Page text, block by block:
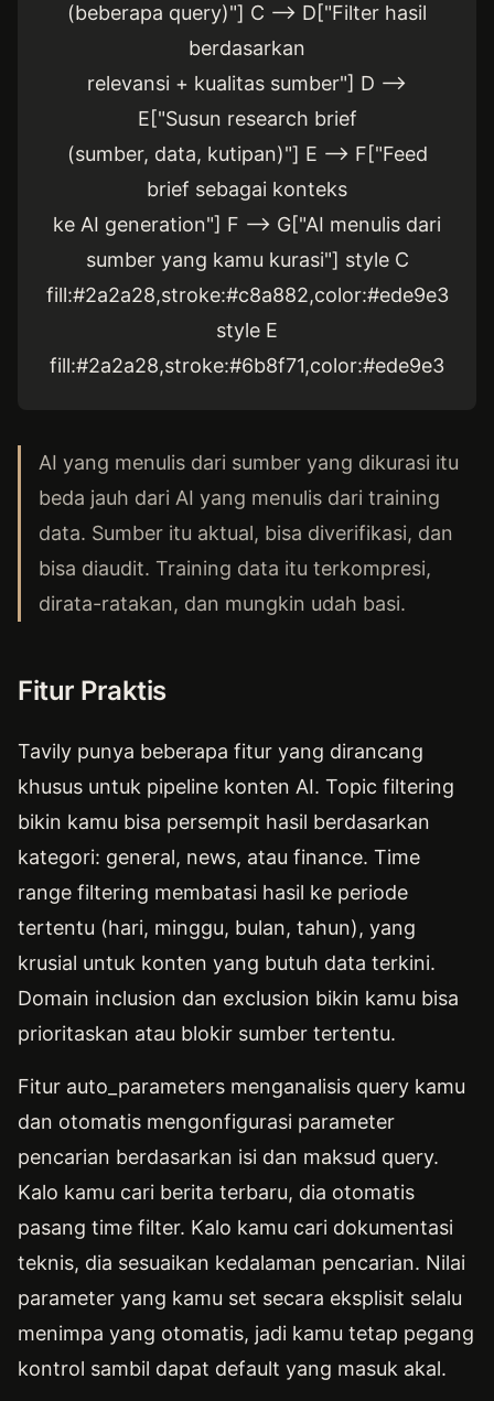
(beberapa query)"] C --> D["Filter hasil
berdasarkan
relevansi + kualitas sumber"] D -->
E["Susun research brief
(sumber, data, kutipan)"] E --> F["Feed
brief sebagai konteks
ke AI generation"] F --> G["AI menulis dari
sumber yang kamu kurasi"] style C
fill:#2a2a28,stroke:#c8a882,color:#ede9e3
style E
fill:#2a2a28,stroke:#6b8f71,color:#ede9e3
AI yang menulis dari sumber yang dikurasi itu
beda jauh dari AI yang menulis dari training
data. Sumber itu aktual, bisa diverifikasi, dan
bisa diaudit. Training data itu terkompresi,
dirata-ratakan, dan mungkin udah basi.
Fitur Praktis
Tavily punya beberapa fitur yang dirancang
khusus untuk pipeline konten AI. Topic filtering
bikin kamu bisa persempit hasil berdasarkan
kategori: general, news, atau finance. Time
range filtering membatasi hasil ke periode
tertentu (hari, minggu, bulan, tahun), yang
krusial untuk konten yang butuh data terkini.
Domain inclusion dan exclusion bikin kamu bisa
prioritaskan atau blokir sumber tertentu.
Fitur auto_parameters menganalisis query kamu
dan otomatis mengonfigurasi parameter
pencarian berdasarkan isi dan maksud query.
Kalo kamu cari berita terbaru, dia otomatis
pasang time filter. Kalo kamu cari dokumentasi
teknis, dia sesuaikan kedalaman pencarian. Nilai
parameter yang kamu set secara eksplisit selalu
menimpa yang otomatis, jadi kamu tetap pegang
kontrol sambil dapat default yang masuk akal.